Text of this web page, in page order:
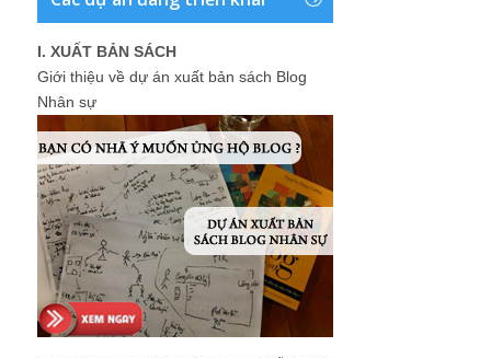
I. XUẤT BẢN SÁCH
Giới thiệu về dự án xuất bản sách Blog
Nhân sự